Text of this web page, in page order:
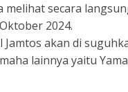
melihat secara
2024.
akan di
lainnya yaitu